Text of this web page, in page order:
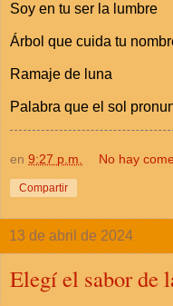
Soy en tu ser la lumbre
Árbol que cuida tu
Ramaje de luna
Palabra que el sol
en 9:27 p.m. No hay
Compartir
13 de abril de 2024
Elegí el sabor de